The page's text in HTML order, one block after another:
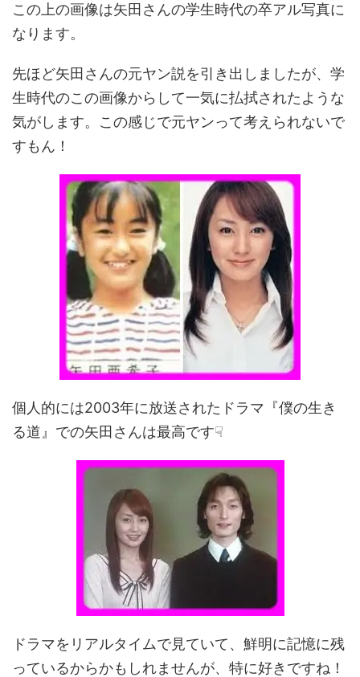
この上の画像は矢田さんの学生時代の卒アル写真に
なります。
先ほど矢田さんの元ヤン説を引き出しましたが、学
生時代のこの画像からして一気に払拭されたような
気がします。この感じで元ヤンって考えられないで
すもん！
個人的には2003年に放送されたドラマ『僕の生き
る道』での矢田さんは最高です☟
ドラマをリアルタイムで見ていて、鮮明に記憶に残
っているからかもしれませんが、特に好きですね！